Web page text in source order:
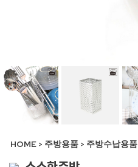
HOME > 주방용품 > 주방수납용품